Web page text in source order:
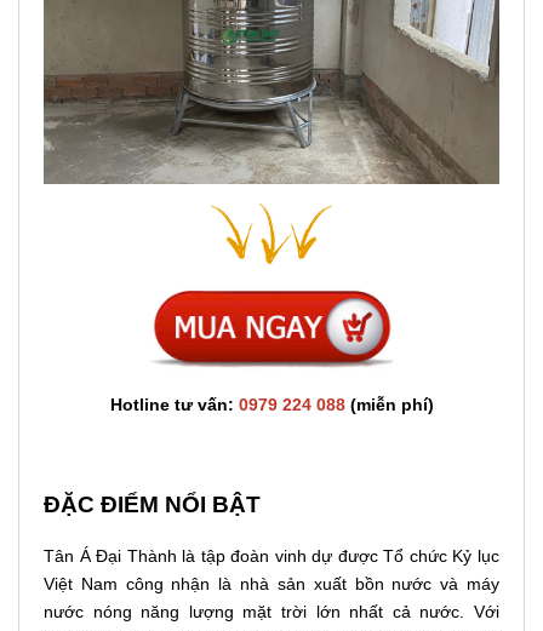
Hotline tư vấn: 0979 224 088 (miễn phí)
ĐẶC ĐIỂM NỔI BẬT
Tân Á Đại Thành là tập đoàn vinh dự được Tổ chức Kỷ lục
Việt Nam công nhận là nhà sản xuất bồn nước và máy
nước nóng năng lượng mặt trời lớn nhất cả nước. Với